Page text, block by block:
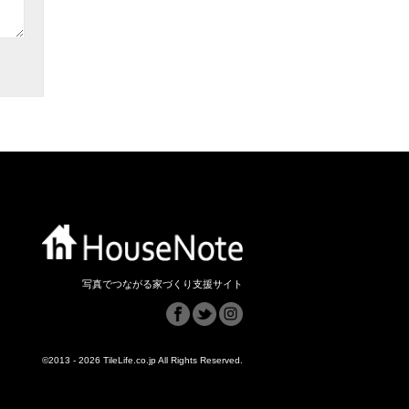
写真でつながる家づくり支援サイト
©2013 - 2026 TileLife.co.jp All Rights Reserved.